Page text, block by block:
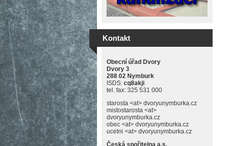
Kontakt
Obecní úřad Dvory
Dvory 3
288 02 Nymburk
ISDS: cq8akji
tel. fax: 325 531 000
starosta <at> dvoryunymburka.cz
mistostarosta <at>
dvoryunymburka.cz
obec <at> dvoryunymburka.cz
ucetni <at> dvoryunymburka.cz
Česká spořitelna a.s.